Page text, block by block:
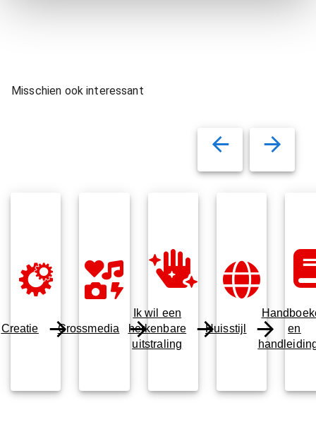
Misschien ook interessant
Creatie Crossmedia
Ik wil een
herkenbare
uitstraling
Huisstijl
en